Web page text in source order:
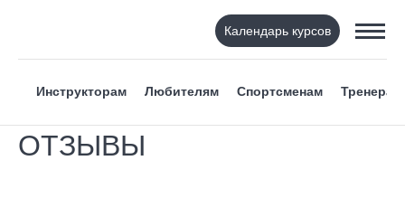
Календарь курсов
Инструкторам Любителям Спортсменам Тренерам
ОТЗЫВЫ